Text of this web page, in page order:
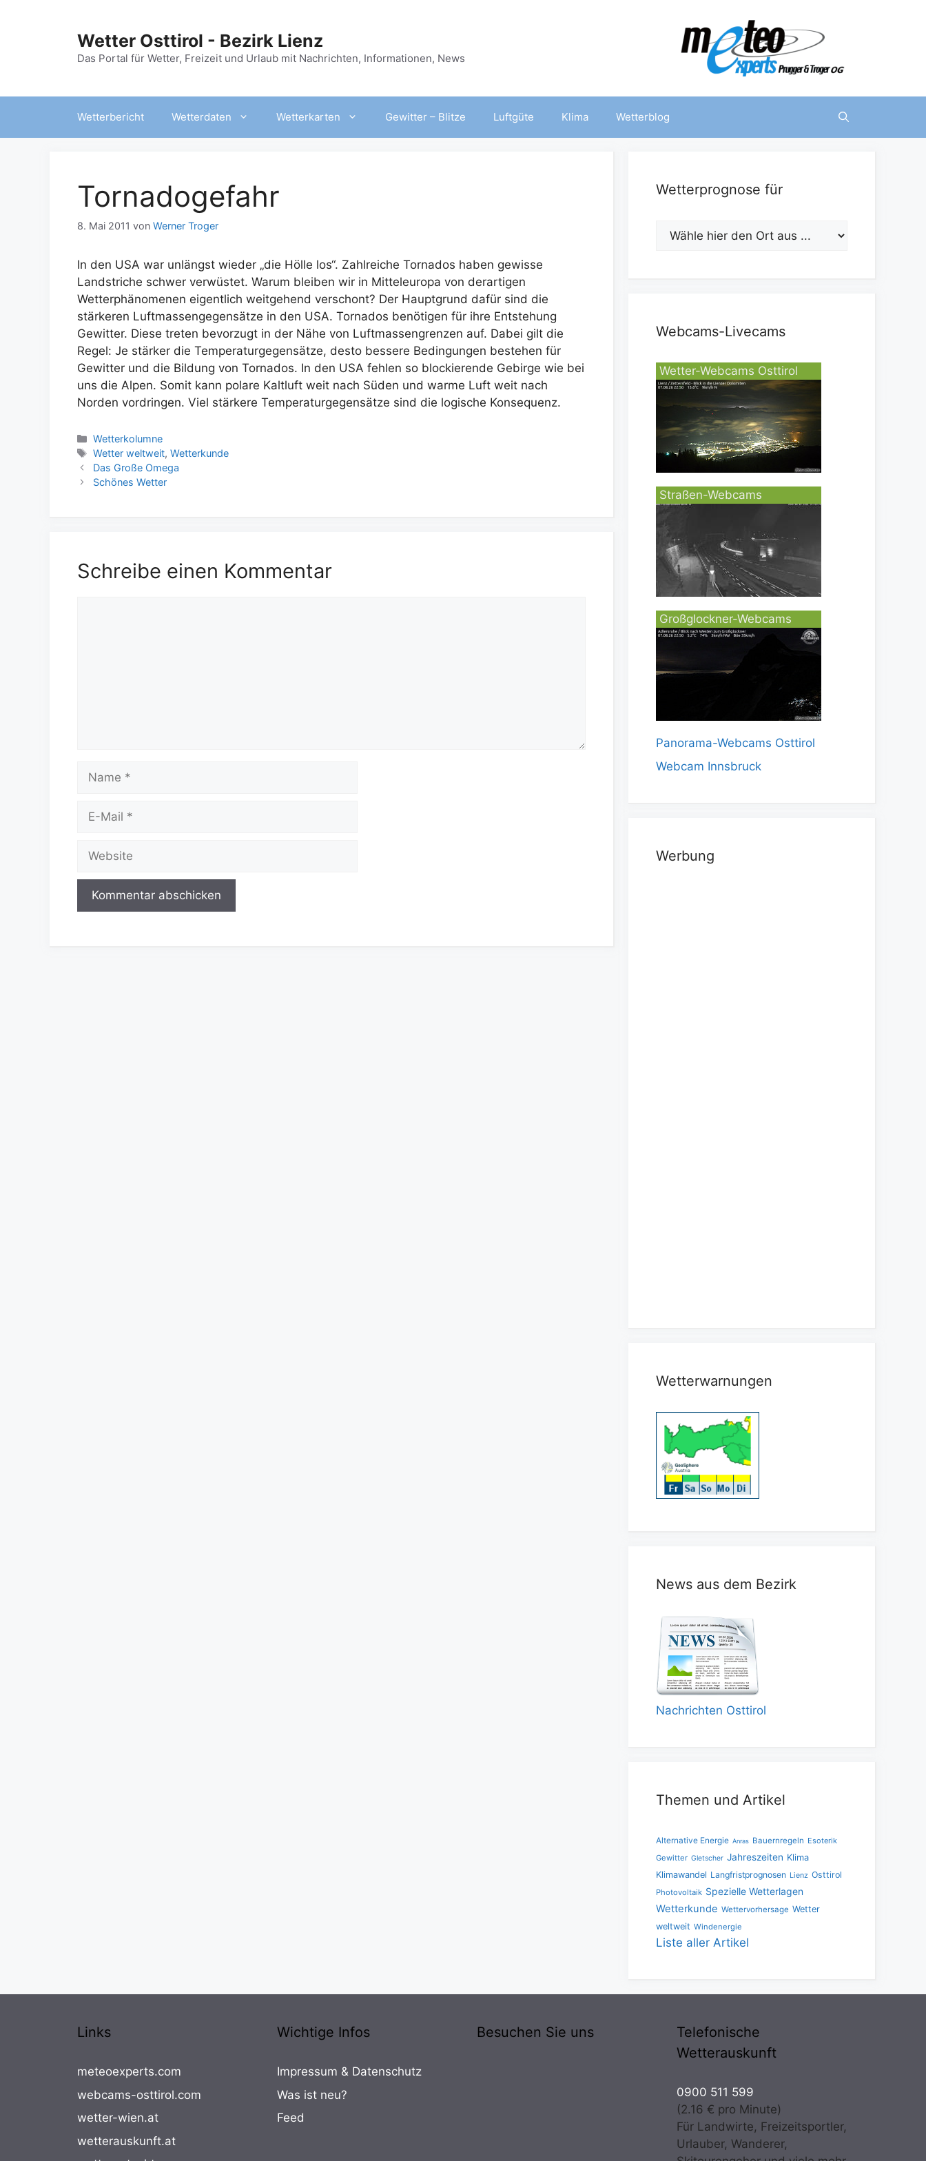
Wetter Osttirol - Bezirk Lienz
Das Portal für Wetter, Freizeit und Urlaub mit Nachrichten, Informationen, News
Wetterbericht Wetterdaten Wetterkarten Gewitter – Blitze Luftgüte Klima Wetterblog
Tornadogefahr
8. Mai 2011 von Werner Troger
In den USA war unlängst wieder „die Hölle los“. Zahlreiche Tornados haben gewisse
Landstriche schwer verwüstet. Warum bleiben wir in Mitteleuropa von derartigen
Wetterphänomenen eigentlich weitgehend verschont? Der Hauptgrund dafür sind die
stärkeren Luftmassengegensätze in den USA. Tornados benötigen für ihre Entstehung
Gewitter. Diese treten bevorzugt in der Nähe von Luftmassengrenzen auf. Dabei gilt die
Regel: Je stärker die Temperaturgegensätze, desto bessere Bedingungen bestehen für
Gewitter und die Bildung von Tornados. In den USA fehlen so blockierende Gebirge wie bei
uns die Alpen. Somit kann polare Kaltluft weit nach Süden und warme Luft weit nach
Norden vordringen. Viel stärkere Temperaturgegensätze sind die logische Konsequenz.
Kategorien
Wetterkolumne
Schlagwörter
Wetter weltweit,Wetterkunde
Das Große Omega
Schönes Wetter
Schreibe einen Kommentar
Name
Website
Wetterprognose für
Webcams-Livecams
Wetter-Webcams Osttirol
Straßen-Webcams
Großglockner-Webcams
Panorama-Webcams Osttirol
Webcam Innsbruck
Werbung
Wetterwarnungen
News aus dem Bezirk
Nachrichten Osttirol
Themen und Artikel
Alternative Energie Anras Bauernregeln Esoterik
Gewitter Gletscher Jahreszeiten Klima
Klimawandel Langfristprognosen Lienz Osttirol
Photovoltaik Spezielle Wetterlagen
Wetterkunde Wettervorhersage Wetter
weltweit Windenergie
Liste aller Artikel
Links
meteoexperts.com
webcams-osttirol.com
wetter-wien.at
wetterauskunft.at
Wichtige Infos
Impressum & Datenschutz
Was ist neu?
Feed
Besuchen Sie uns
Telefonische
Wetterauskunft
0900 511 599
(2.16 € pro Minute)
Für Landwirte, Freizeitsportler,
Urlauber, Wanderer,